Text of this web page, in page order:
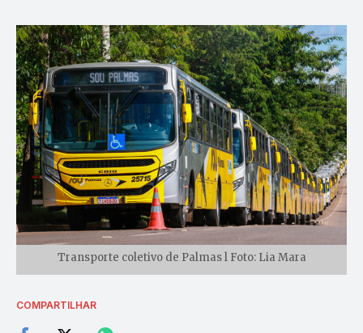
Transporte coletivo de Palmas l Foto: Lia Mara
COMPARTILHAR